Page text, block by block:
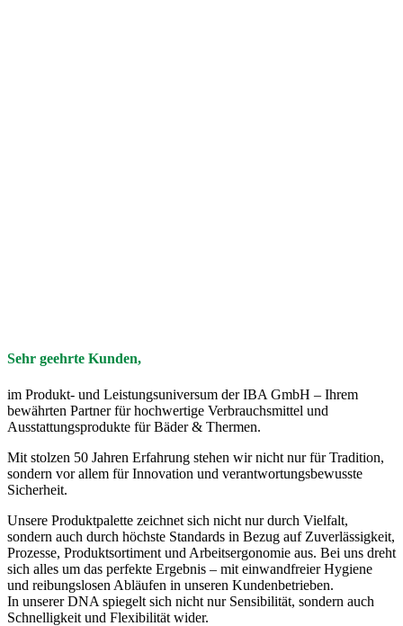
Sehr geehrte Kunden,
im Produkt- und Leistungsuniversum der IBA GmbH – Ihrem
bewährten Partner für hochwertige Verbrauchsmittel und
Ausstattungsprodukte für Bäder & Thermen.
Mit stolzen 50 Jahren Erfahrung stehen wir nicht nur für Tradition,
sondern vor allem für Innovation und verantwortungsbewusste
Sicherheit.
Unsere Produktpalette zeichnet sich nicht nur durch Vielfalt,
sondern auch durch höchste Standards in Bezug auf Zuverlässigkeit,
Prozesse, Produktsortiment und Arbeitsergonomie aus. Bei uns dreht
sich alles um das perfekte Ergebnis – mit einwandfreier Hygiene
und reibungslosen Abläufen in unseren Kundenbetrieben.
In unserer DNA spiegelt sich nicht nur Sensibilität, sondern auch
Schnelligkeit und Flexibilität wider.